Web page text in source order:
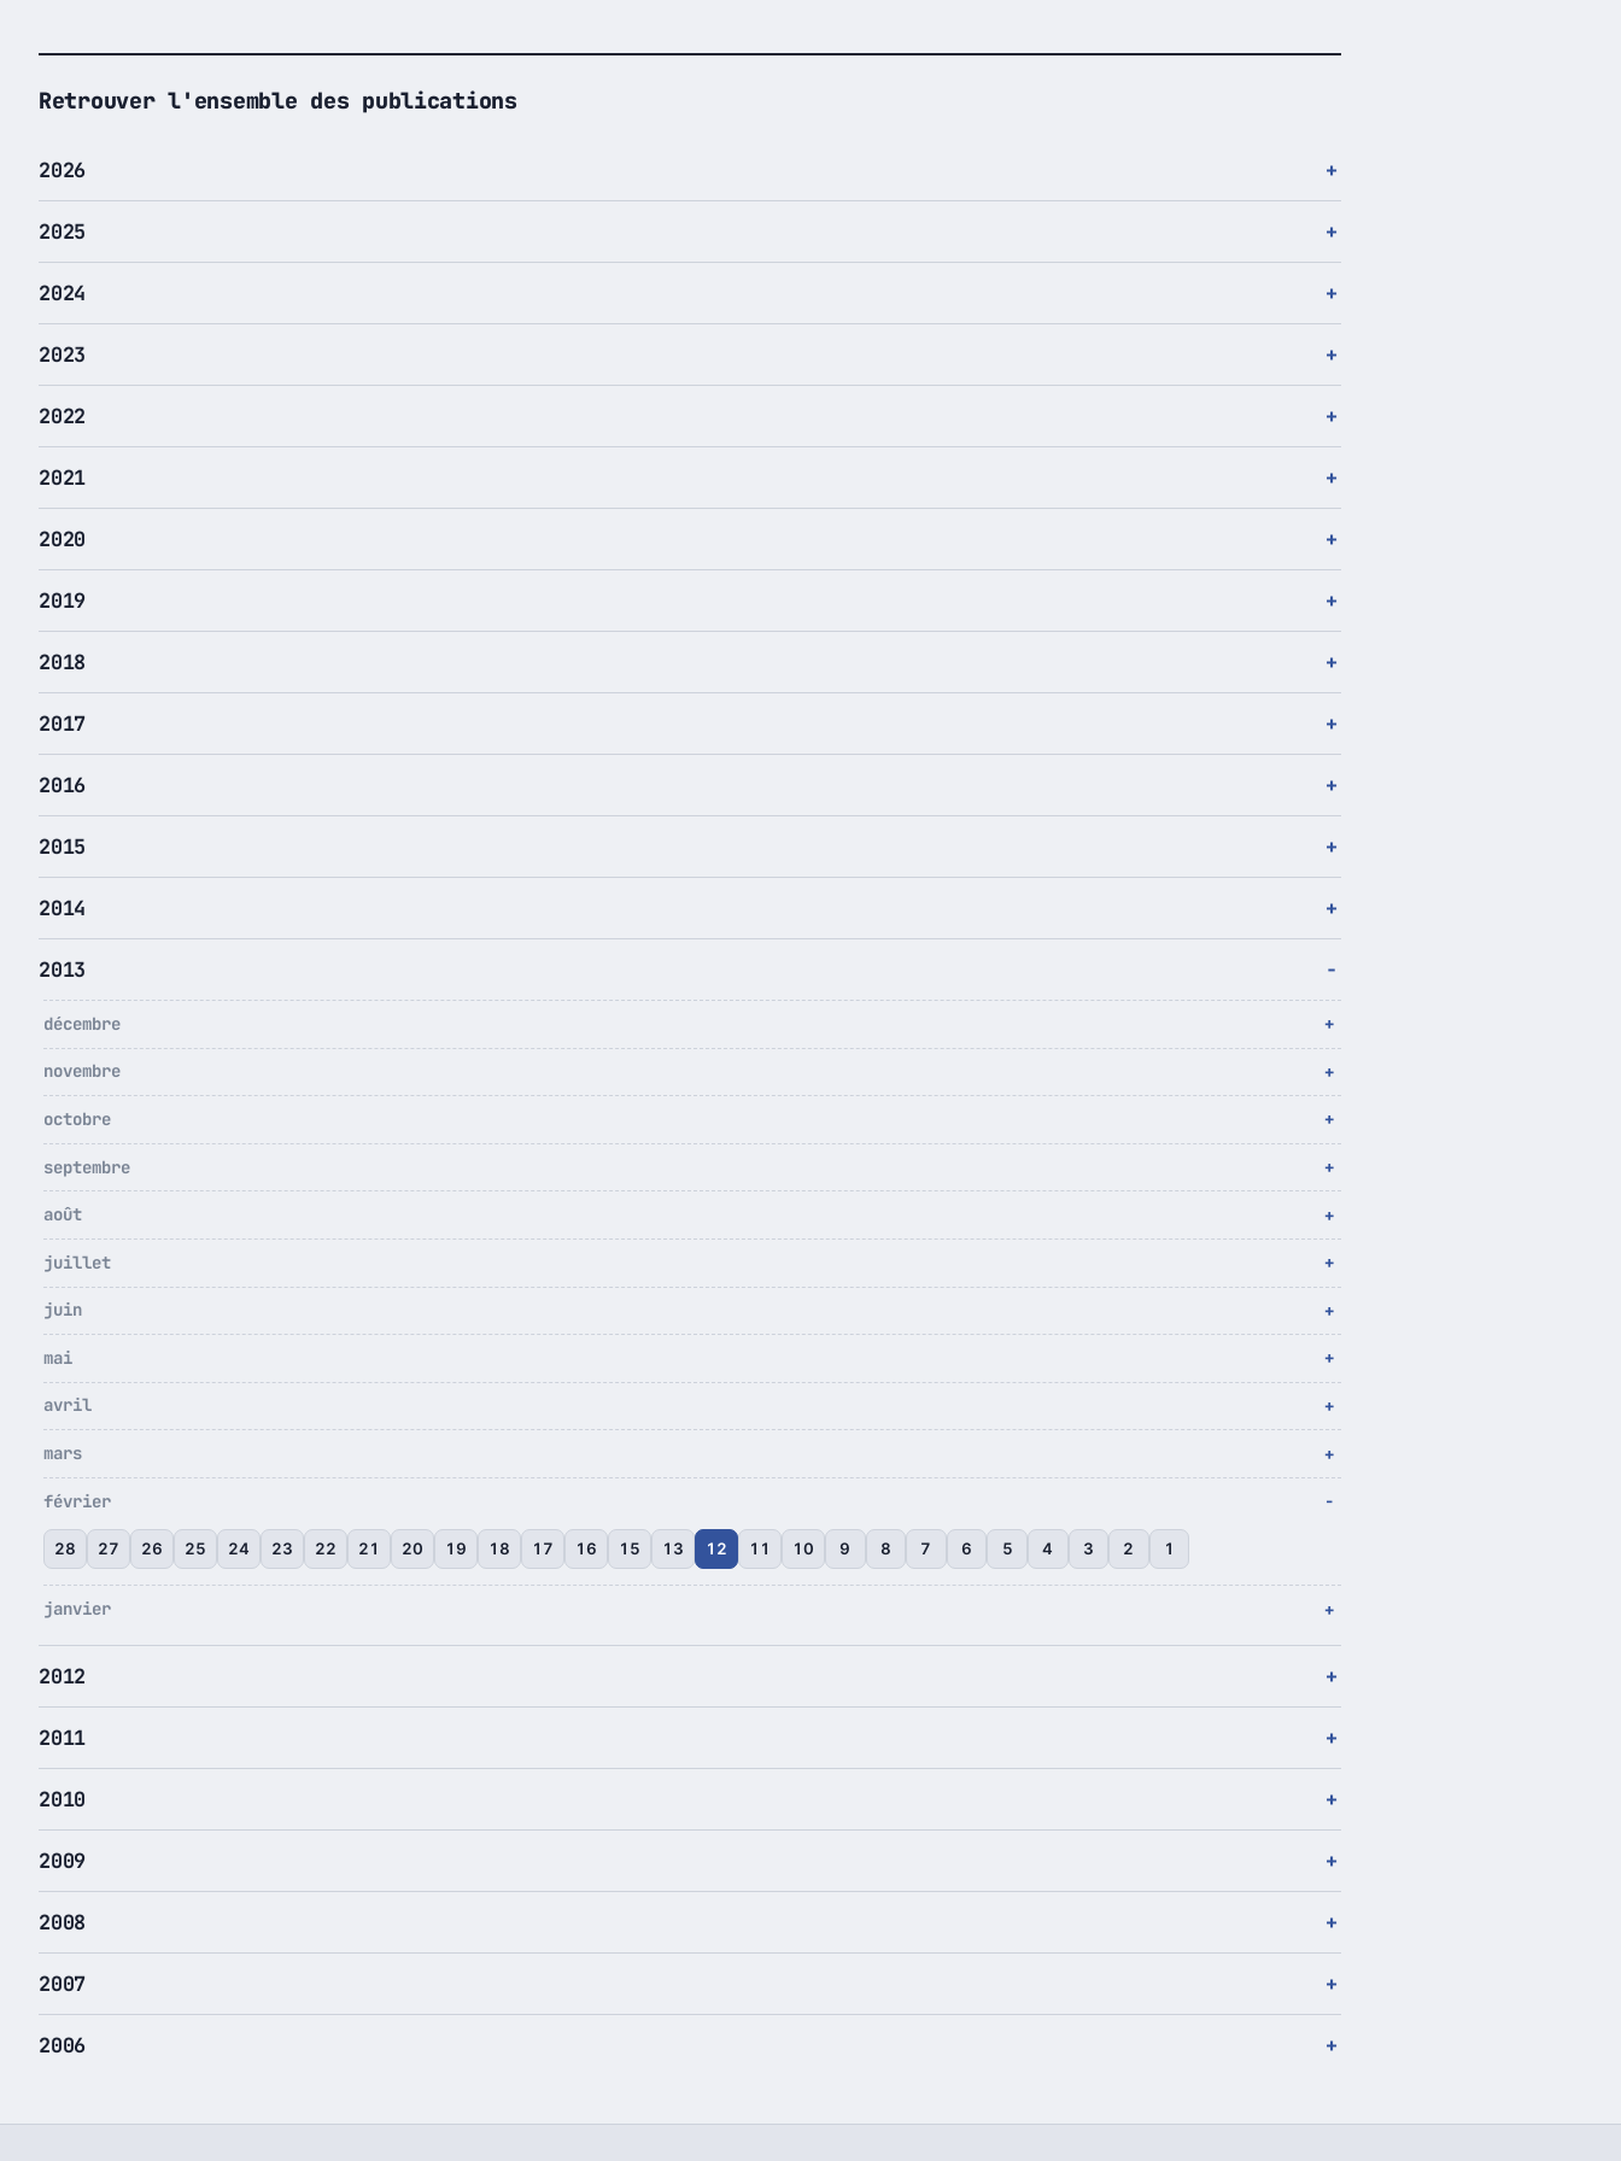
Retrouver l'ensemble des publications
2026
2025
2024
2023
2022
2021
2020
2019
2018
2017
2016
2015
2014
2013
décembre
novembre
octobre
septembre
août
juillet
juin
mai
avril
mars
février
28 27 26 25 24 23 22 21 20 19 18 17 16 15 13 12 11 10 9 8 7 6 5 4 3 2 1
janvier
2012
2011
2010
2009
2008
2007
2006